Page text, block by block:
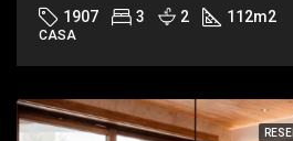
1907 3 2 112m2
CASA